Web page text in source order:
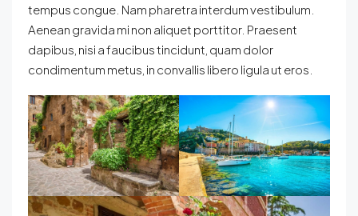
tempus congue. Nam pharetra interdum vestibulum.
Aenean gravida mi non aliquet porttitor. Praesent
dapibus, nisi a faucibus tincidunt, quam dolor
condimentum metus, in convallis libero ligula ut eros.